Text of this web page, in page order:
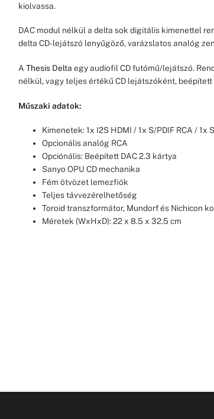
kiolvassa.
DAC modul nélkül a delta sok digitális kimenettel
delta CD-lejátszó lenyűgöző, varázslatos analóg
AThesis Deltaegy audiofil CD futómű/lejátszó.
nélkül, vagy teljes értékű CD lejátszóként, beépített
Műszaki adatok:
Kimenetek: 1x I2S HDMI / 1x S/PDIF RCA / 1x
Opcionális analóg RCA
Opciónális: Beépített DAC 2.3 kártya
Sanyo OPU CD mechanika
Fém ötvözet lemezfiók
Teljes távvezérelhetőség
Toroid transzformátor, Mundorf és Nichicon
Méretek (WxHxD): 22 x 8.5 x 32.5 cm